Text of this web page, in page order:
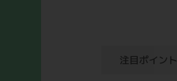
注目ポイント